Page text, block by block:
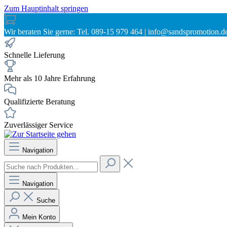
Zum Hauptinhalt springen
Wir beraten Sie gerne: Tel. 089-15 979 464 |
Schnelle Lieferung
Mehr als 10 Jahre Erfahrung
Qualifizierte Beratung
Zuverlässiger Service
Navigation
Navigation
Suche
Mein Konto